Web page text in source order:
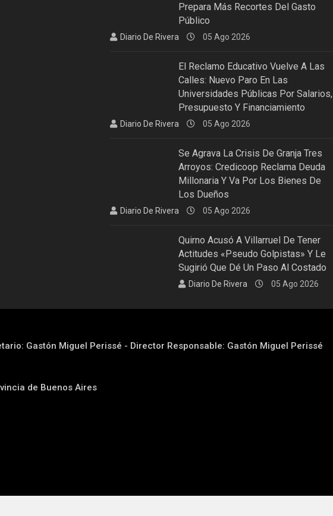
Prepara Más Recortes Del Gasto
Público
Diario De Rivera 05 Ago 2026
El Reclamo Educativo Vuelve A Las
Calles: Nuevo Paro En Las
Universidades Públicas Por Salarios,
Presupuesto Y Financiamiento
Diario De Rivera 05 Ago 2026
Se Agrava La Crisis De Granja Tres
Arroyos: Credicoop Reclama Deuda
Millonaria Y Va Por Los Bienes De
Los Dueños
Diario De Rivera 05 Ago 2026
Quirno Acusó A Villarruel De Tener
Actitudes «pseudo Golpistas» Y Le
Sugirió Que Dé Un Paso Al Costado
Diario De Rivera 05 Ago 2026
Gastón Miguel Perissé - Director Responsable: Gastón Miguel Perissé
de Buenos Aires